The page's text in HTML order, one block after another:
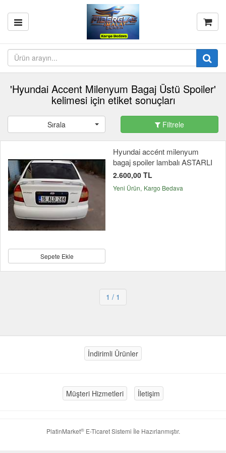
'Hyundai Accent Milenyum Bagaj Üstü Spoiler'
kelimesi için etiket sonuçları
Sırala Filtrele
Sepete Ekle
Hyundai accént milenyum
bagaj spoiler lambalı ASTARLI
2.600,00 TL
Yeni Ürün Kargo Bedava
1 / 1
İndirimli Ürünler
Müşteri Hizmetleri İletişim
PlatinMarket®E-Ticaret Sistemi İle Hazırlanmıştır.